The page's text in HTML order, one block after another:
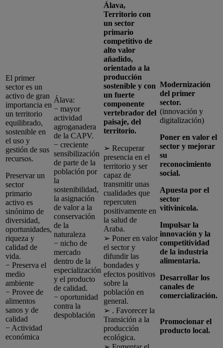
El primer
sector es un
activo de gran
importancia en
un territorio
equilibrado,
sostenible en
el uso y
gestión de sus
recursos.
Preservar un
sector
primario
activo es
sinónimo de
diversidad,
oportunidades,
riqueza y
calidad de
vida.
− Preserva el
medio
ambiente
− Provee de
alimentos
sanos y de
calidad
− Actividad
económica
Álava:
− mayor
actividad
agroganadera
de la CAPV.
− creciente
sensibilización
de parte de la
población por
la
sostenibilidad,
la asignación
de valor a la
conservación
de la
naturaleza
− nicho de
mercado
dentro de la
especialización
y el producto
de calidad.
− oportunidad
contra la
despoblación
Álava,
Territorio con
un sector
primario
competitivo de
alto valor
añadido,
orientado a la
producción
sostenible y con
un fuerte
componente
vertebrador del
paisaje, del
territorio.
➢ Recuperar
presencia en el
territorio y ser
capaz de
transmitir unas
cualidades que
repercuten
positivamente en
la salud de
Araba.
➢ Poner en valor
el sector y
difundir las
bondades y
efectos positivos
sobre la
población en
general.
➢ . Favorecer la
Transición a la
producción
ecológica.
Modernización
del primer
sector.
(innovación y
digitalización)
Poner en valor el
sector y mejorar
su
reconocimiento
social.
Apuesta por el
sector
vitivinícola.
Impulsar la
innovación y la
competitividad
de la industria
alimentaria.
Desarrollar los
canales de
comercialización.
Promocionar el
producto local.